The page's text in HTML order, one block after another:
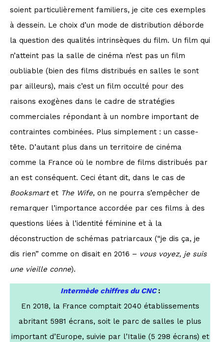
soient particulièrement familiers, je cite ces exemples
à dessein. Le choix d’un mode de distribution déborde
la question des qualités intrinsèques du film. Un film qui
n’atteint pas la salle de cinéma n’est pas un film
oubliable (bien des films distribués en salles le sont
par ailleurs), mais c’est un film occulté pour des
raisons exogènes dans le cadre de stratégies
commerciales répondant à un nombre important de
contraintes combinées. Plus simplement : un casse-
tête. D’autant plus dans un territoire de cinéma
comme la France où le nombre de films distribués par
an est conséquent. Ceci étant dit, dans le cas de
Booksmartet The Wife, on ne pourra s’empêcher de
remarquer l’importance accordée par ces films à des
questions liées à l’identité féminine et à la
déconstruction de schémas patriarcaux (“je dis ça, je
dis rien” comme on disait en 2016 – vous voyez, je suis
une vieille conne).
Intermède chiffres du CNC :
En 2018, la France comptait 2040 établissements
abritant 5981 écrans, soit le parc de salles le plus
important d’Europe, suivie par l’Italie (5 298 écrans) et